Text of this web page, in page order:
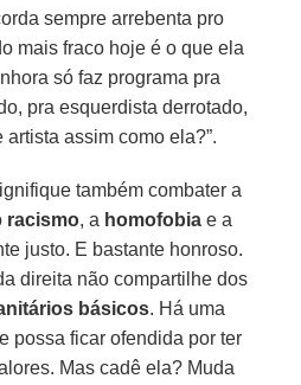
sempre arrebenta pro
mais fraco hoje é o que ela
só faz programa pra
pra esquerdista derrotado,
assim como ela?”.
também combater a
racismo, a homofobia e a
justo. E bastante honroso.
direita não compartilhe dos
básicos. Há uma
possa ficar ofendida por ter
Mas cadê ela? Muda